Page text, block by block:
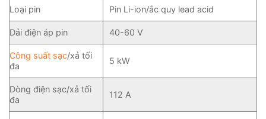
Loại pin Pin Li-ion/ắc quy lead acid
Dải điện áp pin 40-60 V
Công suất sạc/xả tối
đa
5 kW
Dòng điện sạc/xả tối
đa
112 A